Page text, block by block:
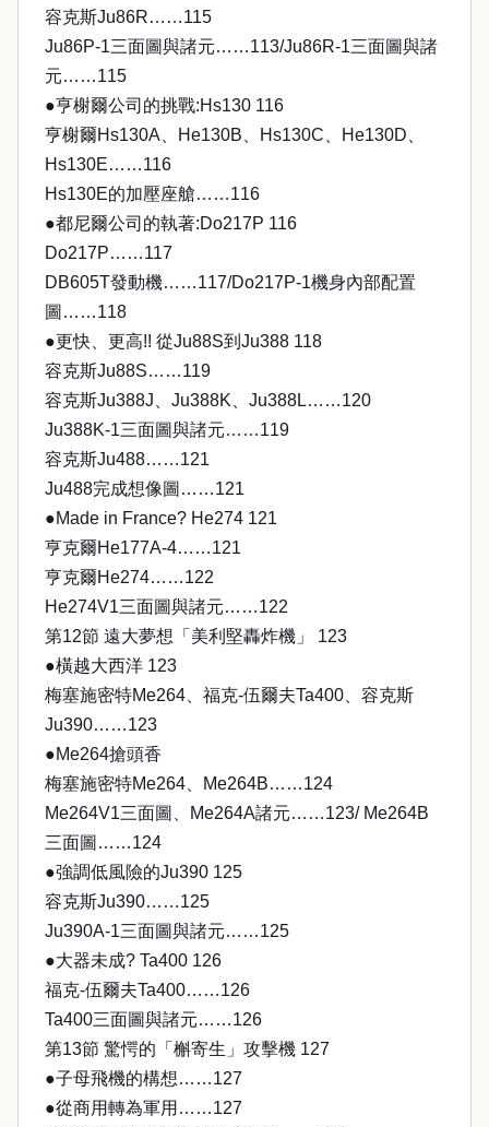
容克斯Ju86R……115
Ju86P-1三面圖與諸元……113/Ju86R-1三面圖與諸
元……115
●亨榭爾公司的挑戰:Hs130 116
亨榭爾Hs130A、He130B、Hs130C、He130D、
Hs130E……116
Hs130E的加壓座艙……116
●都尼爾公司的執著:Do217P 116
Do217P……117
DB605T發動機……117/Do217P-1機身內部配置
圖……118
●更快、更高!! 從Ju88S到Ju388 118
容克斯Ju88S……119
容克斯Ju388J、Ju388K、Ju388L……120
Ju388K-1三面圖與諸元……119
容克斯Ju488……121
Ju488完成想像圖……121
●Made in France? He274 121
亨克爾He177A-4……121
亨克爾He274……122
He274V1三面圖與諸元……122
第12節 遠大夢想「美利堅轟炸機」 123
●橫越大西洋 123
梅塞施密特Me264、福克-伍爾夫Ta400、容克斯
Ju390……123
●Me264搶頭香
梅塞施密特Me264、Me264B……124
Me264V1三面圖、Me264A諸元……123/ Me264B
三面圖……124
●強調低風險的Ju390 125
容克斯Ju390……125
Ju390A-1三面圖與諸元……125
●大器未成? Ta400 126
福克-伍爾夫Ta400……126
Ta400三面圖與諸元……126
第13節 驚愕的「槲寄生」攻擊機 127
●子母飛機的構想……127
●從商用轉為軍用……127